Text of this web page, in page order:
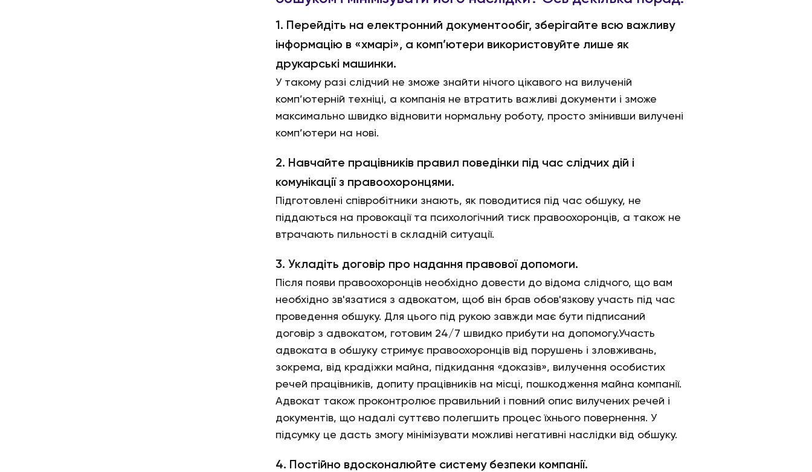
1. Перейдіть на електронний документообіг, зберігайте всю важливу
інформацію в «хмарі», а комп’ютери використовуйте лише як
друкарські машинки.
У такому разі слідчий не зможе знайти нічого цікавого на вилученій
комп’ютерній техніці, а компанія не втратить важливі документи і зможе
максимально швидко відновити нормальну роботу, просто змінивши вилучені
комп’ютери на нові.
2. Навчайте працівників правил поведінки під час слідчих дій і
комунікації з правоохоронцями.
Підготовлені співробітники знають, як поводитися під час обшуку, не
піддаються на провокації та психологічний тиск правоохоронців, а також не
втрачають пильності в складній ситуації.
3. Укладіть договір про надання правової допомоги.
Після появи правоохоронців необхідно довести до відома слідчого, що вам
необхідно зв'язатися з адвокатом, щоб він брав обов'язкову участь під час
проведення обшуку. Для цього під рукою завжди має бути підписаний
договір з адвокатом, готовим 24/7 швидко прибути на допомогу.Участь
адвоката в обшуку стримує правоохоронців від порушень і зловживань,
зокрема, від крадіжки майна, підкидання «доказів», вилучення особистих
речей працівників, допиту працівників на місці, пошкодження майна компанії.
Адвокат також проконтролює правильний і повний опис вилучених речей і
документів, що надалі суттєво полегшить процес їхнього повернення. У
підсумку це дасть змогу мінімізувати можливі негативні наслідки від обшуку.
4. Постійно вдосконалюйте систему безпеки компанії.